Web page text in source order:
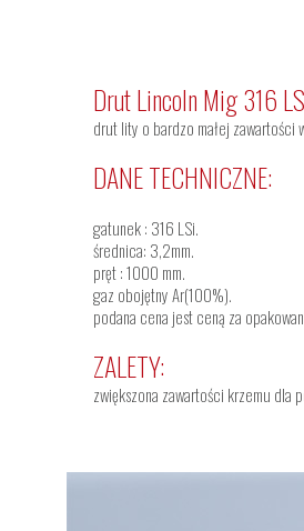
Drut Lincoln Mig 316
drut lity o bardzo małej zawartości
DANE TECHNICZNE:
gatunek : 316 LSi.
średnica: 3,2mm.
pręt : 1000 mm.
gaz obojętny Ar(100%).
podana cena jest ceną za
ZALETY:
zwiększona zawartości krzemu dla